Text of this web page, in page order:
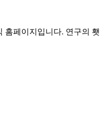
홈페이지입니다. 연구의 횃